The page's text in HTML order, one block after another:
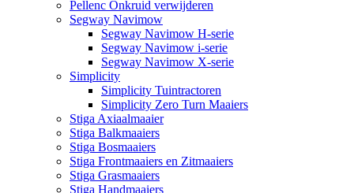
Pellenc Onkruid verwijderen
Segway Navimow
Segway Navimow H-serie
Segway Navimow i-serie
Segway Navimow X-serie
Simplicity
Simplicity Tuintractoren
Simplicity Zero Turn Maaiers
Stiga Axiaalmaaier
Stiga Balkmaaiers
Stiga Bosmaaiers
Stiga Frontmaaiers en Zitmaaiers
Stiga Grasmaaiers
Stiga Handmaaiers